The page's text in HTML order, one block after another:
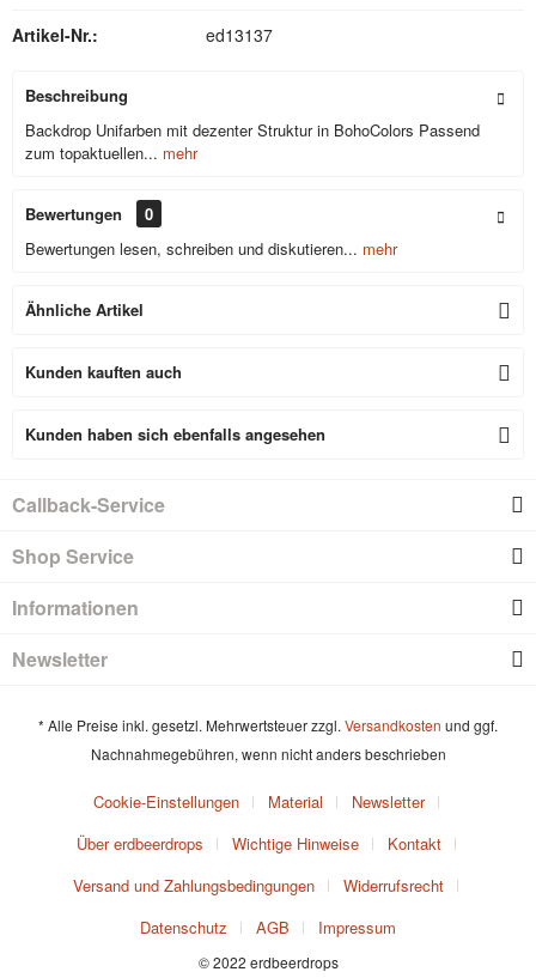
Artikel-Nr.: ed13137
Beschreibung
Backdrop Unifarben mit dezenter Struktur in BohoColors Passend
zum topaktuellen... mehr
Bewertungen
0
Bewertungen lesen, schreiben und diskutieren... mehr
Ähnliche Artikel
Kunden kauften auch
Kunden haben sich ebenfalls angesehen
Callback-Service
Shop Service
Informationen
Newsletter
* Alle Preise inkl. gesetzl. Mehrwertsteuer zzgl. Versandkosten und ggf.
Nachnahmegebühren, wenn nicht anders beschrieben
Cookie-Einstellungen Material
Newsletter
Über erdbeerdrops
Wichtige Hinweise
Kontakt
Versand und Zahlungsbedingungen
Widerrufsrecht
Datenschutz
AGB Impressum
© 2022 erdbeerdrops